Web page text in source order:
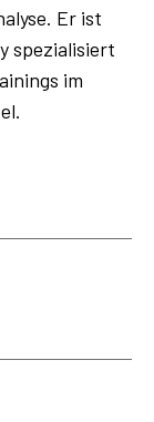
Er ist
spezialisiert
im